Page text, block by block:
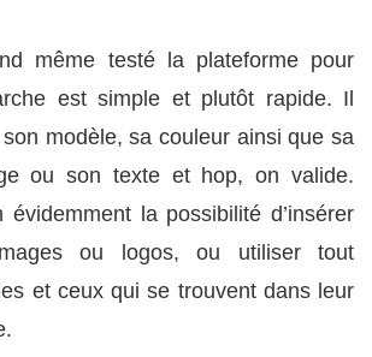
même testé la plateforme pour
est simple et plutôt rapide. Il
modèle, sa couleur ainsi que sa
ou son texte et hop, on valide.
évidemment la possibilité d’insérer
ou logos, ou utiliser tout
et ceux qui se trouvent dans leur